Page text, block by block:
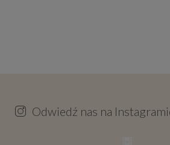
Odwiedź nas na